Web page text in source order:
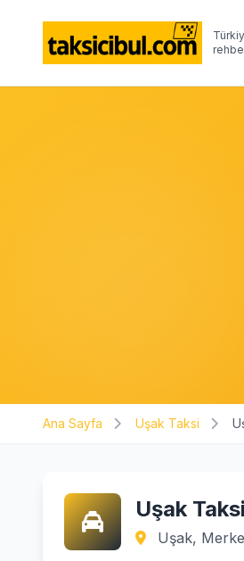
Ana Sayfa Uşak Taksi
Uşak
Uşak,